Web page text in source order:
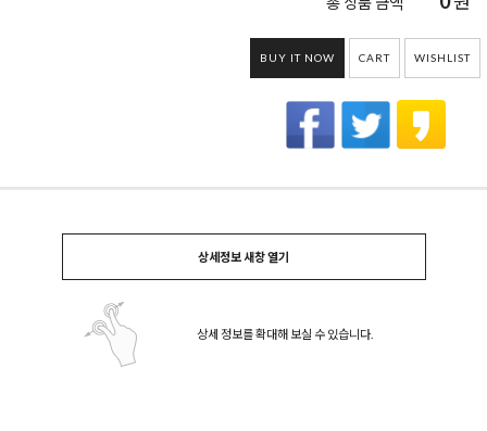
BUY IT NOW CART WISHLIST
상세정보 새창 열기
상세 정보를 확대해 보실 수 있습니다.